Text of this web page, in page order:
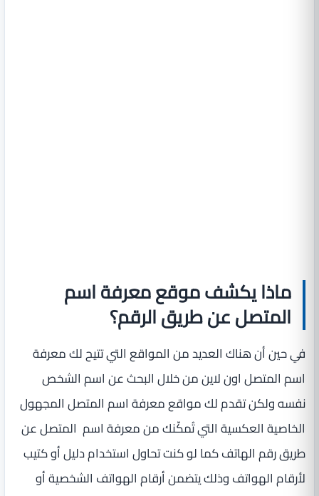
ماذا يكشف موقع معرفة اسم
المتصل عن طريق الرقم؟
في حين أن هناك العديد من المواقع التي تتيح لك معرفة
اسم المتصل اون لاين من خلال البحث عن اسم الشخص
نفسه ولكن تقدم لك مواقع معرفة اسم المتصل المجهول
الخاصية العكسية التي تُمكّنك من معرفة اسم المتصل عن
طريق رقم الهاتف كما لو كنت تحاول استخدام دليل أو كتيب
لأرقام الهواتف وذلك يتضمن أرقام الهواتف الشخصية أو